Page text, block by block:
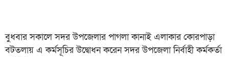
বুধবার সকালে সদর উপজেলার পাগলা কানাই এলাকার কোরপাড়া
বটতলায় এ কর্মসূচির উদ্বোধন করেন সদর উপজেলা নির্বাহী কর্মকর্তা